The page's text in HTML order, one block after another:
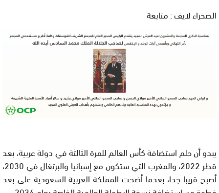
الصحراء لايف : متابعة
يبدو أن حلم استضافة كأس العالم للمرة الثالثة في دولة عربية، بعد
قطر 2022، والمغرب التي ستكون مع إسبانيا والبرتغال في 2030،
أصبح قريبا جدا، بعدما أضحت المملكة العربية السعودية على بعد